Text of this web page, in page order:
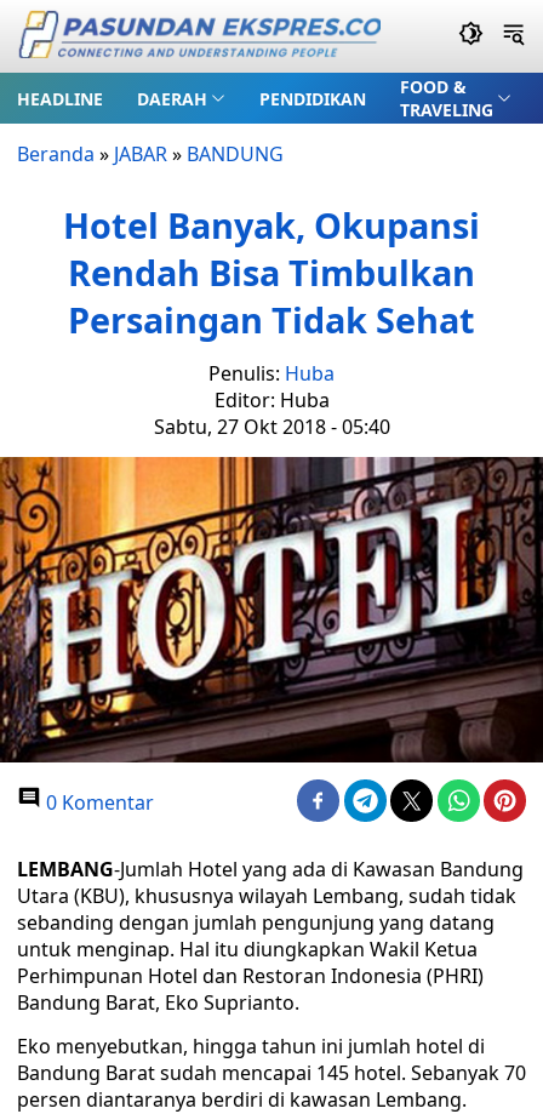
HEADLINE DAERAH PENDIDIKAN
FOOD &
TRAVELING
Beranda » JABAR» BANDUNG
Hotel Banyak, Okupansi
Rendah Bisa Timbulkan
Persaingan Tidak Sehat
Penulis: Huba
Editor: Huba
Sabtu, 27 Okt 2018 - 05:40
0 Komentar
LEMBANG-Jumlah Hotel yang ada di Kawasan Bandung
Utara (KBU), khususnya wilayah Lembang, sudah tidak
sebanding dengan jumlah pengunjung yang datang
untuk menginap. Hal itu diungkapkan Wakil Ketua
Perhimpunan Hotel dan Restoran Indonesia (PHRI)
Bandung Barat, Eko Suprianto.
Eko menyebutkan, hingga tahun ini jumlah hotel di
Bandung Barat sudah mencapai 145 hotel. Sebanyak 70
persen diantaranya berdiri di kawasan Lembang.